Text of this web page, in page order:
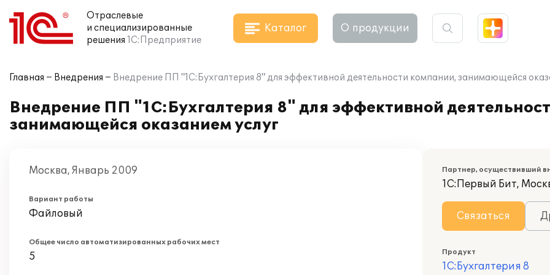
Отраслевые
и специализированные
решения 1С:Предприятие
Каталог О продукции
Главная Внедрения Внедрение ПП "1С:Бухгалтерия 8" для эффективной деятельности компании, занимающейся
Внедрение ПП "1С:Бухгалтерия 8" для эффективной
занимающейся оказанием услуг
Москва, Январь 2009
Вариант работы
Файловый
Общее число автоматизированных рабочих мест
5
Партнер, осуществивший
1С:Первый Бит,
Связаться
Продукт
1С:Бухгалтерия 8